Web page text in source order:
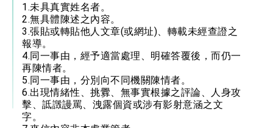
1.未具真實姓名者。
2.無具體陳述之內容。
3.張貼或轉貼他人文章(或網址)、轉載未經查證之
報導。
4.同一事由，經予適當處理、明確答覆後，而仍一
再陳情者。
5.同一事由，分別向不同機關陳情者。
6.出現情緒性、挑釁、無事實根據之評論、人身攻
擊、詆譭謾罵、洩露個資或涉有影射意涵之文
字。